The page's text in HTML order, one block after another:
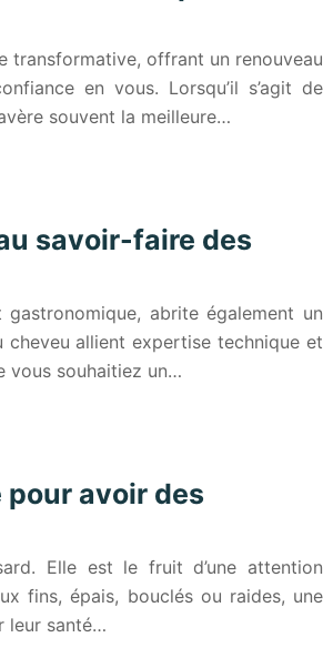
transformative, offrant un renouveau
en vous. Lorsqu’il s’agit de
souvent la meilleure…
savoir-faire des
abrite également un
allient expertise technique et
vous souhaitiez un…
avoir des
Elle est le fruit d’une attention
fins, épais, bouclés ou raides, une
leur santé…